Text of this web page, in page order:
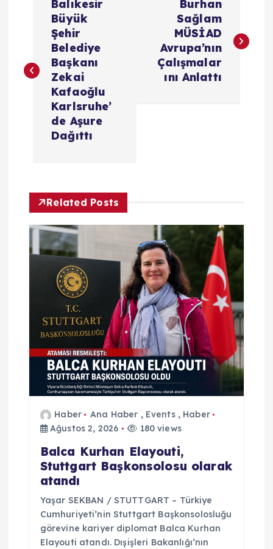
ı
n
m
Balıkesir
Büyük
Şehir
Belediye
Başkanı
Zekai
Kafaoğlu
Karlsruhe’
de Aşure
Dağıttı
Burhan
Sağlam
MÜSİAD
Avrupa’nın
Çalışmalar
ını Anlattı
Related Posts
Haber Ana Haber , Events, Haber
Ağustos 2, 2026
180 views
Balca Kurhan Elayouti,
Stuttgart Başkonsolosu olarak
atandı
Yaşar SEKBAN / STUTTGART – Türkiye
Cumhuriyeti’nin Stuttgart Başkonsolosluğu
görevine kariyer diplomat Balca Kurhan
Elayouti atandı. Dışişleri Bakanlığı’nın